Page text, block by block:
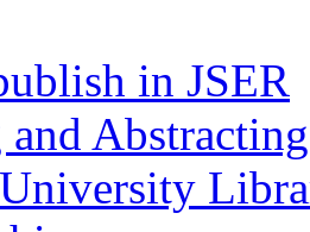
in JSER
Abstracting